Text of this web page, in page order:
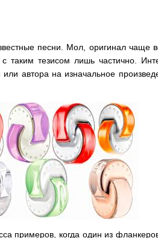
песни. Мол, оригинал чаще
таким тезисом лишь частично.
или автора на изначальное
примеров, когда один из